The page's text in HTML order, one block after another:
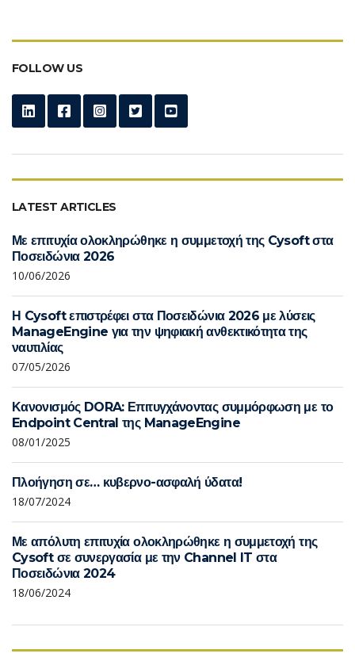
FOLLOW US
LATEST ARTICLES
Με επιτυχία ολοκληρώθηκε η συμμετοχή της Cysoft στα
Ποσειδώνια 2026
10/06/2026
Η Cysoft επιστρέφει στα Ποσειδώνια 2026 με λύσεις
ManageEngine για την ψηφιακή ανθεκτικότητα της
ναυτιλίας
07/05/2026
Κανονισμός DORA: Επιτυγχάνοντας συμμόρφωση με το
Endpoint Central της ManageEngine
08/01/2025
Πλοήγηση σε… κυβερνο-ασφαλή ύδατα!
18/07/2024
Με απόλυτη επιτυχία ολοκληρώθηκε η συμμετοχή της
Cysoft σε συνεργασία με την Channel IT στα
Ποσειδώνια 2024
18/06/2024